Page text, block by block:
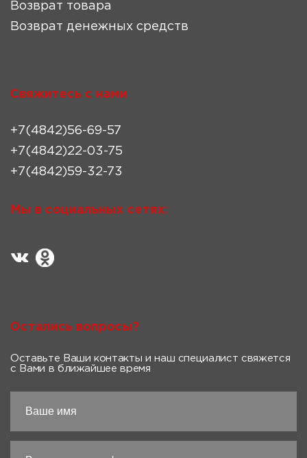
Возврат товара
Возврат денежных средств
Свяжитесь с нами
+7(4842)56-69-57
+7(4842)22-03-75
+7(4842)59-32-73
Мы в социальных сетях:
Остались вопросы?
Оставьте Ваши контакты и наш специалист свяжется
с Вами в ближайшее время